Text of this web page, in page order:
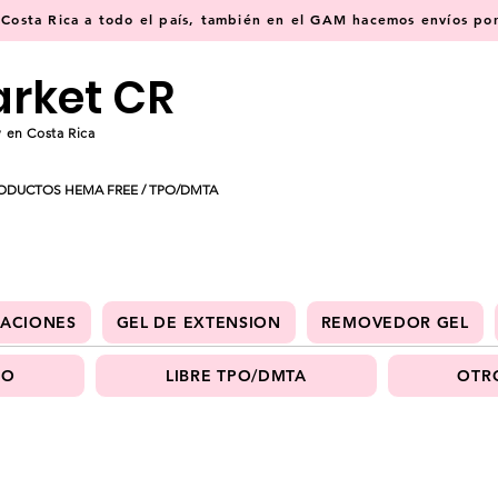
Rica a todo el país, también en el GAM hacemos envíos
CR
Costa Rica
HEMA FREE / TPO/DMTA
GEL DE EXTENSION REMOVEDOR GEL
LIBRE TPO/DMTA